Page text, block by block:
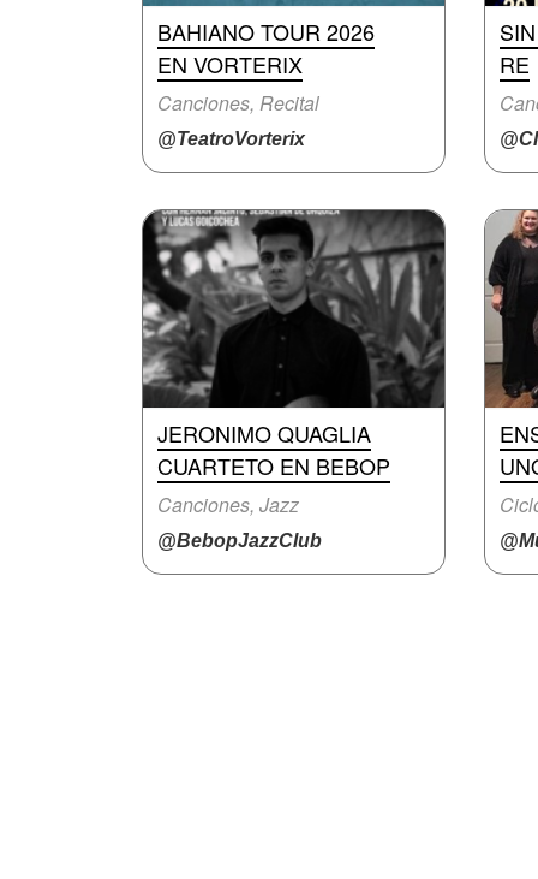
BAHIANO TOUR 2026
EN VORTERIX
Canciones, Recital
@TeatroVorterix
RE
JERONIMO QUAGLIA
CUARTETO EN BEBOP
Canciones, Jazz
@BebopJazzClub